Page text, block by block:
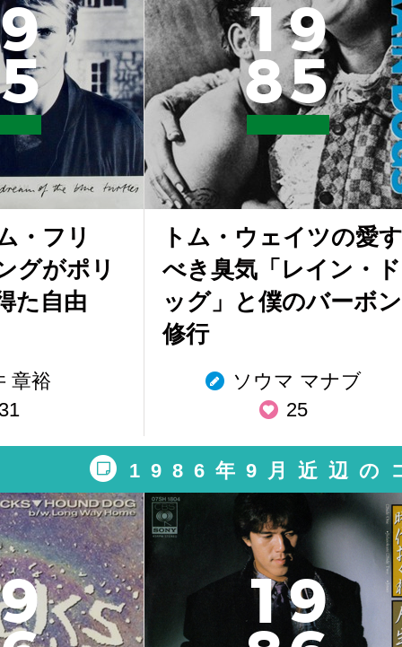
9
5
・フリ
グがポリ
た自由
章裕
1 9
85
トム・ウェイツの愛す
べき臭気「レイン・ド
ッグ」と僕のバーボン
修行
ソウマ マナブ
25
1986年9月近辺の
9
19